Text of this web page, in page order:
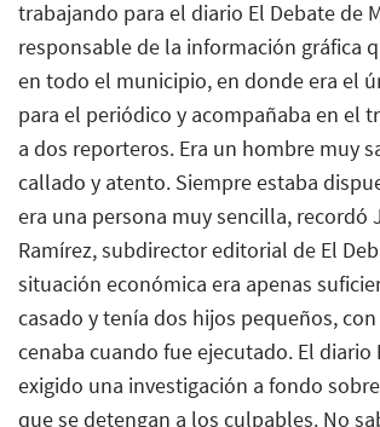
trabajando para el diario El Debate de
responsable de la información gráfica
en todo el municipio, en donde era el
para el periódico y acompañaba en el
a dos reporteros. Era un hombre muy
callado y atento. Siempre estaba
era una persona muy sencilla, recordó
Ramírez, subdirector editorial de El
situación económica era apenas
casado y tenía dos hijos pequeños,
cenaba cuando fue ejecutado. El diario
exigido una investigación a fondo
que se detengan a los culpables. No